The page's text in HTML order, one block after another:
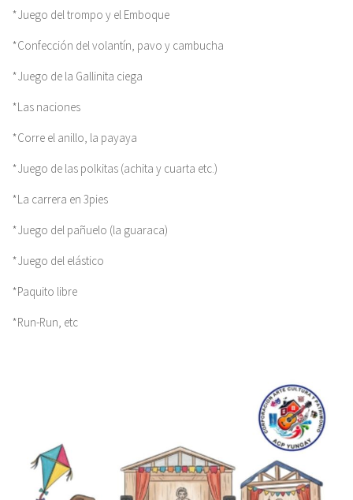
*Juego del trompo y el Emboque
*Confección del volantín, pavo y cambucha
*Juego de la Gallinita ciega
*Las naciones
*Corre el anillo, la payaya
*Juego de las polkitas (achita y cuarta etc.)
*La carrera en 3pies
*Juego del pañuelo (la guaraca)
*Juego del elástico
*Paquito libre
*Run-Run, etc